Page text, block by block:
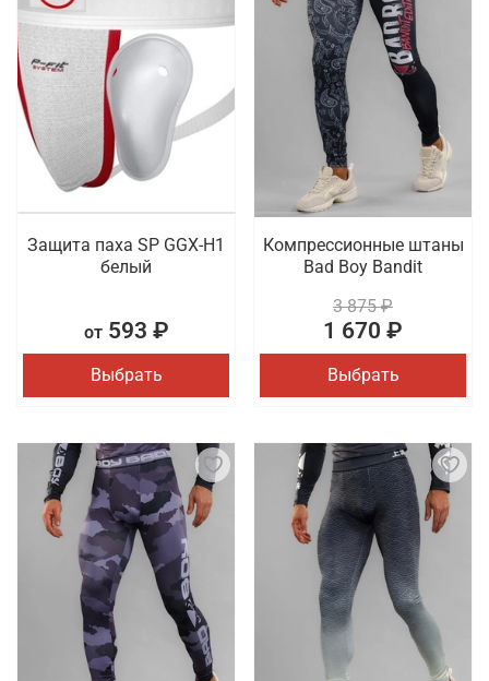
Защита паха SP GGX-H1
белый
от593 ₽
Выбрать
Компрессионные штаны
Bad Boy Bandit
3 875 ₽
1 670 ₽
Выбрать